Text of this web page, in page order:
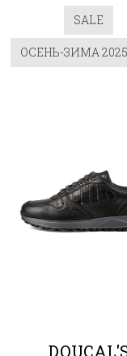
SALE
ОСЕНЬ-ЗИМА